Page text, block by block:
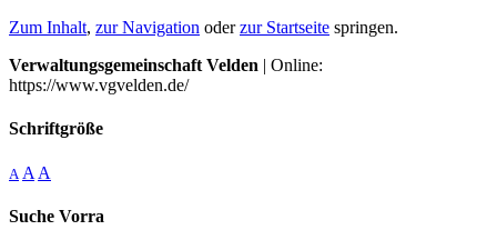
Zum Inhalt, zur Navigation oderzur Startseite springen.
Verwaltungsgemeinschaft Velden | Online:
https://www.vgvelden.de/
Schriftgröße
A A A
Suche Vorra